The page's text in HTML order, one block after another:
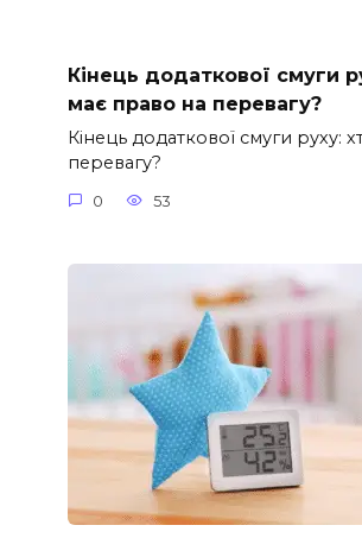
Кінець додаткової смуги
має право на перевагу?
Кінець додаткової смуги руху:
перевагу?
0 53